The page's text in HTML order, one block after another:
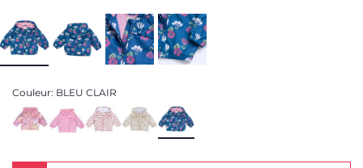
Couleur: BLEU CLAIR